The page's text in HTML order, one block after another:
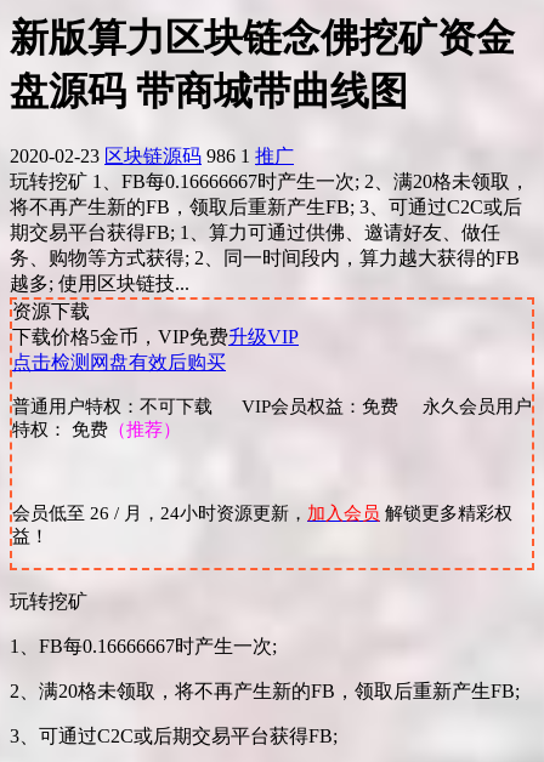
新版算力区块链念佛挖矿资金
盘源码 带商城带曲线图
2020-02-23 区块链源码 986 1 推广
玩转挖矿 1、FB每0.16666667时产生一次; 2、满20格未领取，
将不再产生新的FB，领取后重新产生FB; 3、可通过C2C或后
期交易平台获得FB; 1、算力可通过供佛、邀请好友、做任
务、购物等方式获得; 2、同一时间段内，算力越大获得的FB
越多; 使用区块链技...
资源下载
下载价格5金币，VIP免费升级VIP
点击检测网盘有效后购买
普通用户特权：不可下载 VIP会员权益：免费 永久会员用户
特权： 免费 （推荐）
会员低至 26 / 月，24小时资源更新， 加入会员 解锁更多精彩权
益！
玩转挖矿
1、FB每0.16666667时产生一次;
2、满20格未领取，将不再产生新的FB，领取后重新产生FB;
3、可通过C2C或后期交易平台获得FB;